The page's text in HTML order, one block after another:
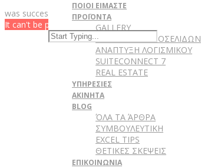
ΠΟΙΟΙ ΕΙΜΑΣΤΕ
ΠΡΟΪΟΝΤΑ
GALLERY
ΚΑΤΑΣΚΕΥΗ ΙΣΤΟΣΕΛΙΔΩΝ
ΑΝΑΠΤΥΞΗ ΛΟΓΙΣΜΙΚΟΥ
SUITECONNECT 7
REAL ESTATE
ΥΠΗΡΕΣΙΕΣ
ΑΚΙΝΗΤΑ
BLOG
ΌΛΑ ΤΑ ΆΡΘΡΑ
ΣΥΜΒΟΥΛΕΥΤΙΚΗ
EXCEL TIPS
ΘΕΤΙΚΕΣ ΣΚΕΨΕΙΣ
ΕΠΙΚΟΙΝΩΝΙΑ
was successfully added to your wishlist.
It can't be played in your browser. Download